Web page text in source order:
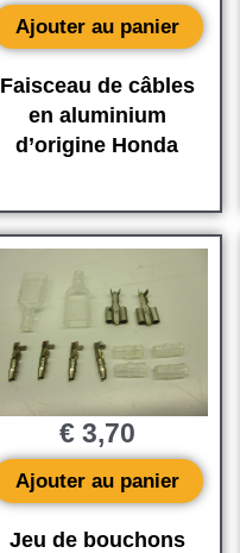
Faisceau de câbles
en aluminium
d’origine Honda
Ajouter au panier
Jeu de bouchons
€3,70
Ajouter au panier